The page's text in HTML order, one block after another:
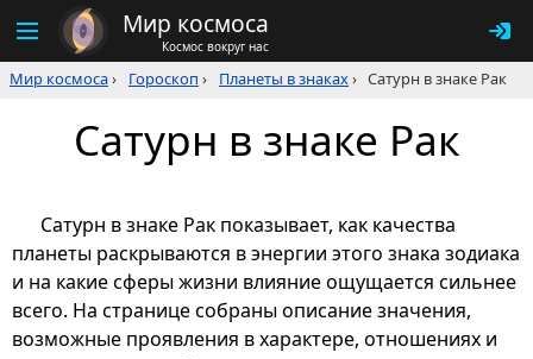
Мир космоса
Космос вокруг нас
Мир космоса› Гороскоп › Планеты в знаках› Сатурн в знаке Рак
Сатурн в знаке Рак
Сатурн в знаке Рак показывает, как качества
планеты раскрываются в энергии этого знака зодиака
и на какие сферы жизни влияние ощущается сильнее
всего. На странице собраны описание значения,
возможные проявления в характере, отношениях и